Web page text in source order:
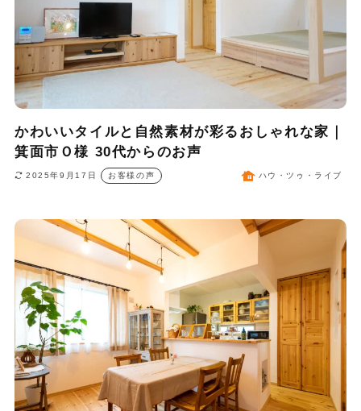
かわいいタイルと自然素材が彩るおしゃれな家｜
箕面市Ｏ様 30代からのお声
2025年9月17日 お客様の声 ハウ・ツゥ・ライブ